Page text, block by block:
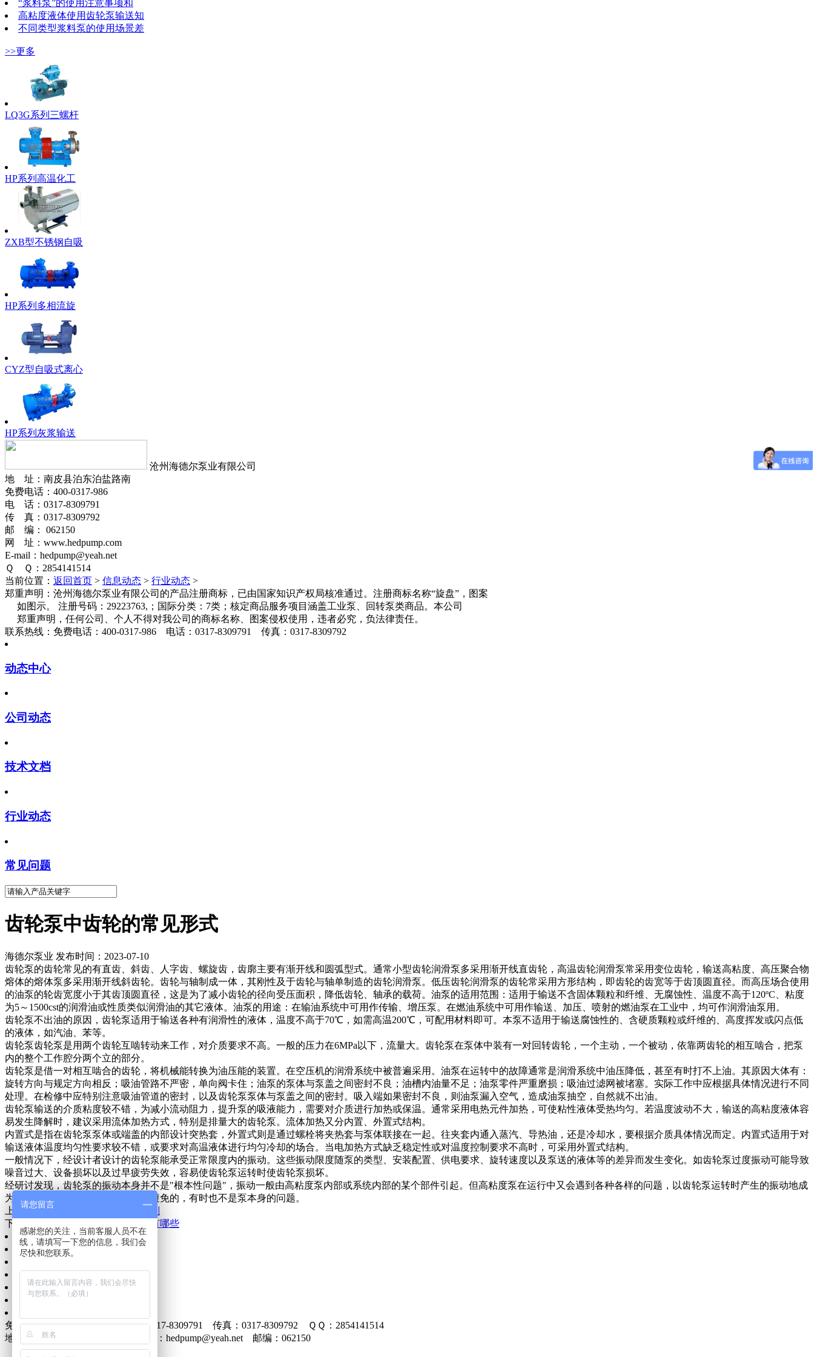
“浆料泵”的使用注意事项和
高粘度液体使用齿轮泵输送知
不同类型浆料泵的使用场景差
>>更多
LQ3G系列三螺杆
HP系列高温化工
ZXB型不锈钢自吸
HP系列多相流旋
CYZ型自吸式离心
HP系列灰浆输送
沧州海德尔泵业有限公司
地 址：南皮县泊东泊盐路南
免费电话：400-0317-986
电 话：0317-8309791
传 真：0317-8309792
邮 编： 062150
网 址：www.hedpump.com
E-mail：hedpump@yeah.net
Ｑ Ｑ：2854141514
当前位置： 返回首页 > 信息动态 > 行业动态 >
郑重声明： 沧州海德尔泵业有限公司的产品注册商标，已由国家知识产权局核准通过。注册商标名称“旋盘”，图案
如图示。 注册号码：29223763,；国际分类：7类；核定商品服务项目涵盖工业泵、回转泵类商品。本公司
郑重声明，任何公司、个人不得对我公司的商标名称、图案侵权使用，违者必究，负法律责任。
联系热线： 免费电话：400-0317-986 电话：0317-8309791 传真：0317-8309792
动态中心
公司动态
技术文档
行业动态
常见问题
齿轮泵中齿轮的常见形式
海德尔泵业 发布时间：2023-07-10
齿轮泵的齿轮常见的有直齿、斜齿、人字齿、螺旋齿，齿廓主要有渐开线和圆弧型式。通常小型齿轮润滑泵多采用渐开线直齿轮，高温齿轮润滑泵常采用变位齿轮，输送高粘度、高压聚合物
熔体的熔体泵多采用渐开线斜齿轮。齿轮与轴制成一体，其刚性及于齿轮与轴单制造的齿轮润滑泵。低压齿轮润滑泵的齿轮常采用方形结构，即齿轮的齿宽等于齿顶圆直径。而高压场合使用
的油泵的轮齿宽度小于其齿顶圆直径，这是为了减小齿轮的径向受压面积，降低齿轮、轴承的载荷。油泵的适用范围：适用于输送不含固体颗粒和纤维、无腐蚀性、温度不高于120ºC、粘度
为5～1500cst的润滑油或性质类似润滑油的其它液体。油泵的用途：在输油系统中可用作传输、增压泵。在燃油系统中可用作输送、加压、喷射的燃油泵在工业中，均可作润滑油泵用。
齿轮泵不出油的原因，齿轮泵适用于输送各种有润滑性的液体，温度不高于70℃，如需高温200℃，可配用材料即可。本泵不适用于输送腐蚀性的、含硬质颗粒或纤维的、高度挥发或闪点低
的液体，如汽油、苯等。
齿轮泵齿轮泵是用两个齿轮互啮转动来工作，对介质要求不高。一般的压力在6MPa以下，流量大。齿轮泵在泵体中装有一对回转齿轮，一个主动，一个被动，依靠两齿轮的相互啮合，把泵
内的整个工作腔分两个立的部分。
齿轮泵是借一对相互啮合的齿轮，将机械能转换为油压能的装置。在空压机的润滑系统中被普遍采用。油泵在运转中的故障通常是润滑系统中油压降低，甚至有时打不上油。其原因大体有：
旋转方向与规定方向相反；吸油管路不严密，单向阀卡住；油泵的泵体与泵盖之间密封不良；油槽内油量不足；油泵零件严重磨损；吸油过滤网被堵塞。实际工作中应根据具体情况进行不同
处理。在检修中应特别注意吸油管道的密封，以及齿轮泵泵体与泵盖之间的密封。吸入端如果密封不良，则油泵漏入空气，造成油泵抽空，自然就不出油。
齿轮泵输送的介质粘度较不错，为减小流动阻力，提升泵的吸液能力，需要对介质进行加热或保温。通常采用电热元件加热，可使粘性液体受热均匀。若温度波动不大，输送的高粘度液体容
易发生降解时，建议采用流体加热方式，特别是排量大的齿轮泵。流体加热又分内置、外置式结构。
内置式是指在齿轮泵泵体或端盖的内部设计突热套，外置式则是通过螺栓将夹热套与泵体联接在一起。往夹套内通入蒸汽、导热油，还是冷却水，要根据介质具体情况而定。内置式适用于对
输送液体温度均匀性要求较不错，或要求对高温液体进行均匀冷却的场合。当电加热方式缺乏稳定性或对温度控制要求不高时，可采用外置式结构。
一般情况下，经设计者设计的齿轮泵能承受正常限度内的振动。这些振动限度随泵的类型、安装配置、供电要求、旋转速度以及泵送的液体等的差异而发生变化。如齿轮泵过度振动可能导致
噪音过大、设备损坏以及过早疲劳失效，容易使齿轮泵运转时使齿轮泵损坏。
经研讨发现，齿轮泵的振动本身并不是"根本性问题"，振动一般由高粘度泵内部或系统内部的某个部件引起。但高粘度泵在运行中又会遇到各种各样的问题，以齿轮泵运转时产生的振动地成
为明显，齿轮泵振动的产生是无法避免的，有时也不是泵本身的问题。
上一篇：齿轮泵拆卸保养和使用规划
下一篇：
导热油泵的选型工艺流程有哪些
网站首页
公司简介
产品展示
质量服务
企业文化
免费电话：400-0317-986 电话：0317-8309791 传真：0317-8309792 ＱＱ：2854141514
地址：南皮县泊东泊盐路南 E-mail：hedpump@yeah.net 邮编：062150
请您留言
感谢您的关注，当前客服人员不在
线，请填写一下您的信息，我们会
尽快和您联系。